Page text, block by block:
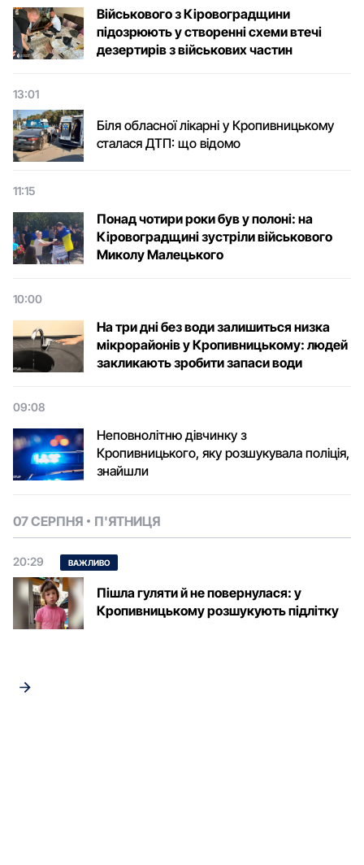
Військового з Кіровоградщини
підозрюють у створенні схеми втечі
дезертирів з військових частин
13:01
Біля обласної лікарні у Кропивницькому
сталася ДТП: що відомо
11:15
Понад чотири роки був у полоні: на
Кіровоградщині зустріли військового
Микoлу Малецькoгo
10:00
На три дні без води залишиться низка
мікрорайонів у Кропивницькому: людей
закликають зробити запаси води
09:08
Неповнолітню дівчинку з
Кропивницького, яку розшукувала поліція,
знайшли
07 СЕРПНЯ П'ЯТНИЦЯ
20:29 ВАЖЛИВО
Пішла гуляти й не повернулася: у
Кропивницькому розшукують підлітку